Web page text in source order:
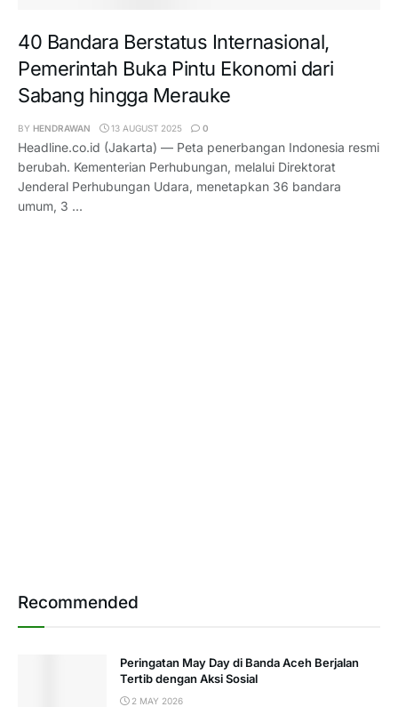
40 Bandara Berstatus Internasional,
Pemerintah Buka Pintu Ekonomi dari
Sabang hingga Merauke
BY HENDRAWAN 13 AUGUST 2025 0
Headline.co.id (Jakarta) — Peta penerbangan Indonesia resmi
berubah. Kementerian Perhubungan, melalui Direktorat
Jenderal Perhubungan Udara, menetapkan 36 bandara
umum, 3 ...
Recommended
Peringatan May Day di Banda Aceh Berjalan
Tertib dengan Aksi Sosial
2 MAY 2026